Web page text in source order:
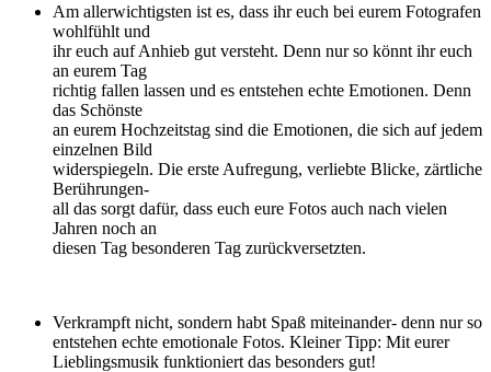
Am allerwichtigsten ist es, dass ihr euch bei eurem Fotografen
wohlfühlt und
ihr euch auf Anhieb gut versteht. Denn nur so könnt ihr euch
an eurem Tag
richtig fallen lassen und es entstehen echte Emotionen. Denn
das Schönste
an eurem Hochzeitstag sind die Emotionen, die sich auf jedem
einzelnen Bild
widerspiegeln. Die erste Aufregung, verliebte Blicke, zärtliche
Berührungen-
all das sorgt dafür, dass euch eure Fotos auch nach vielen
Jahren noch an
diesen Tag besonderen Tag zurückversetzten.
Verkrampft nicht, sondern habt Spaß miteinander- denn nur so
entstehen echte emotionale Fotos. Kleiner Tipp: Mit eurer
Lieblingsmusik funktioniert das besonders gut!